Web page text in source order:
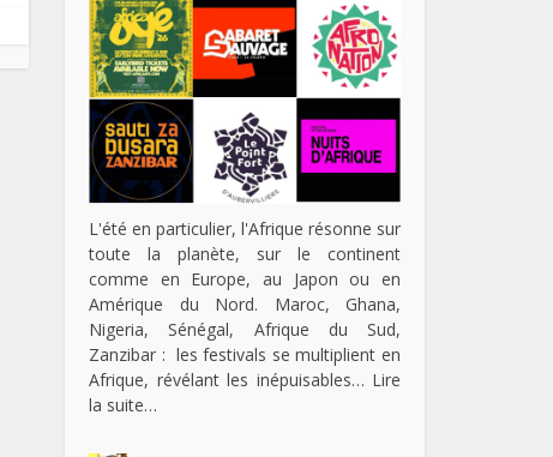
L'été en particulier, l'Afrique résonne sur
toute la planète, sur le continent
comme en Europe, au Japon ou en
Amérique du Nord. Maroc, Ghana,
Nigeria, Sénégal, Afrique du Sud,
Zanzibar : les festivals se multiplient en
Afrique, révélant les inépuisables… Lire
la suite…